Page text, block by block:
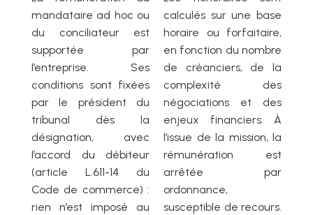
mandataire ad hoc ou
du conciliateur est
supportée par
l’entreprise. Ses
conditions sont fixées
par le président du
tribunal dès la
désignation, avec
l’accord du débiteur
(article L.611-14 du
Code de commerce) :
rien n’est imposé au
calculés sur une base
horaire ou forfaitaire,
en fonction du nombre
de créanciers, de la
complexité des
négociations et des
enjeux financiers. À
l’issue de la mission, la
rémunération est
arrêtée par
ordonnance,
susceptible de recours.